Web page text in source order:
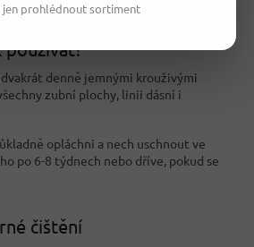
Chci si jen prohlédnout sortiment
používat?
denně jemnými krouživými
zubní plochy, linii dásní i
opláchni a nech uschnout ve
po 6-8 týdnech nebo dříve, pokud se
čištění